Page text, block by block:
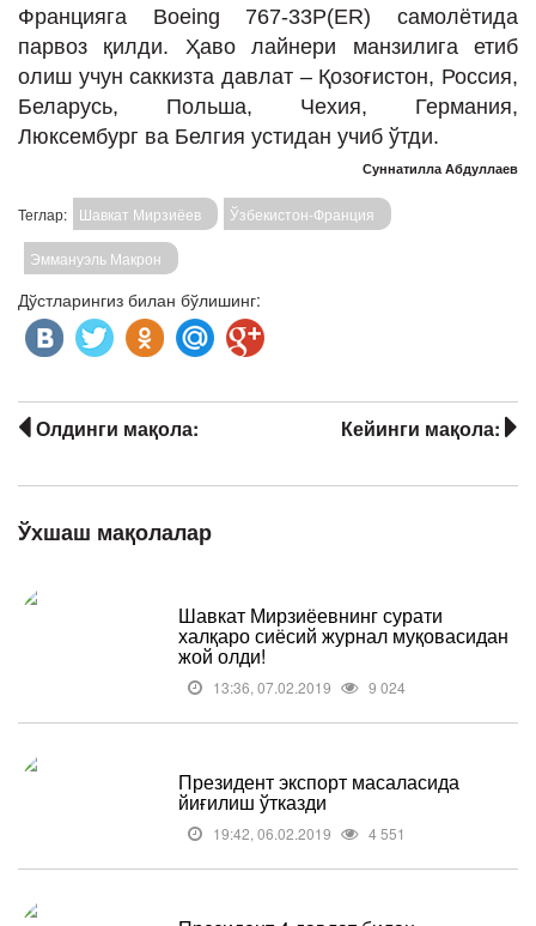
Францияга Boeing 767-33P(ER) самолётида
парвоз қилди. Ҳаво лайнери манзилига етиб
олиш учун саккизта давлат – Қозоғистон, Россия,
Беларусь, Польша, Чехия, Германия,
Люксембург ва Белгия устидан учиб ўтди.
Суннатилла Абдуллаев
Теглар: Шавкат Мирзиёев Ўзбекистон-Франция
Эммануэль Макрон
Дўстларингиз билан бўлишинг:
Кейинги мақола:
Олдинги мақола:
Ўхшаш мақолалар
Шавкат Мирзиёевнинг сурати
халқаро сиёсий журнал муқовасидан
жой олди!
13:36, 07.02.2019 9 024
Президент экспорт масаласида
йиғилиш ўтказди
19:42, 06.02.2019 4 551